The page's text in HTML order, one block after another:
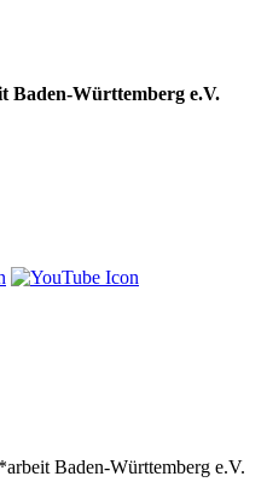
Württemberg e.V.
Baden-Württemberg e.V.